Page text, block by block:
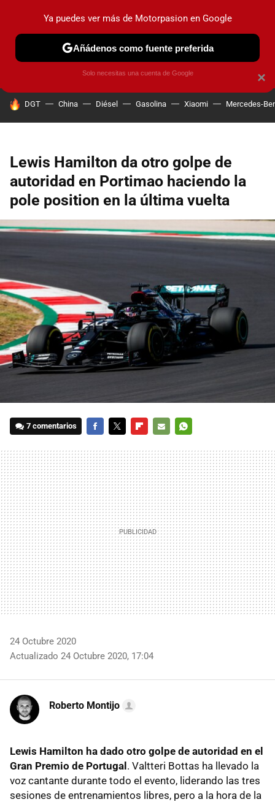
PRUEBAS COCHES ELÉCTRICOS OBSERVATORIO
HOY SE HABLA DE
DGT China Diésel Gasolina Xiaomi Mercedes-
Lewis Hamilton da otro golpe de
autoridad en Portimao haciendo la
pole position en la última vuelta
7 comentarios
MAIL
24 Octubre 2020
Actualizado 24 Octubre 2020, 17:04
Roberto Montijo
Lewis Hamilton ha dado otro golpe de autoridad en el
Gran Premio de Portugal. Valtteri Bottas ha llevado la
voz cantante durante todo el evento, liderando las tres
sesiones de entrenamientos libres, pero a la hora de la
×
Ya puedes ver más de Motorpasion en Google
Añádenos como fuente preferida
Solo necesitas una cuenta de Google